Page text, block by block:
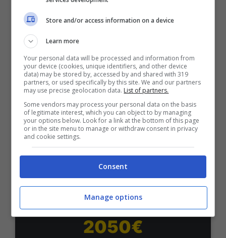
VERIFICA
PlanetWin365
BONUS PLANETWIN365: FINO A 2050€
Planetwin365: 2050€ per sport e scommesse
Iscrivendoti a PlanetWin365 ricevi: 100% fino a 2000€
in Bonus Scommesse + 100% fino a 50€ in Bonus
Sport
2050€
Store and/or access information on a device
Learn more
Your personal data will be processed and information from
your device (cookies, unique identifiers, and other device
data) may be stored by, accessed by and shared with 319
partners, or used specifically by this site. We and our partners
may use precise geolocation data. List of partners.
Some vendors may process your personal data on the basis
of legitimate interest, which you can object to by managing
your options below. Look for a link at the bottom of this page
or in the site menu to manage or withdraw consent in privacy
and cookie settings.
Consent
Manage options